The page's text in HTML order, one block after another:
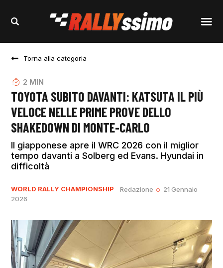
Torna alla categoria
2 MIN
TOYOTA SUBITO DAVANTI: KATSUTA IL PIÙ
VELOCE NELLE PRIME PROVE DELLO
SHAKEDOWN DI MONTE-CARLO
Il giapponese apre il WRC 2026 con il miglior
tempo davanti a Solberg ed Evans. Hyundai in
difficoltà
WORLD RALLY CHAMPIONSHIP Redazione
21 Gennaio
2026